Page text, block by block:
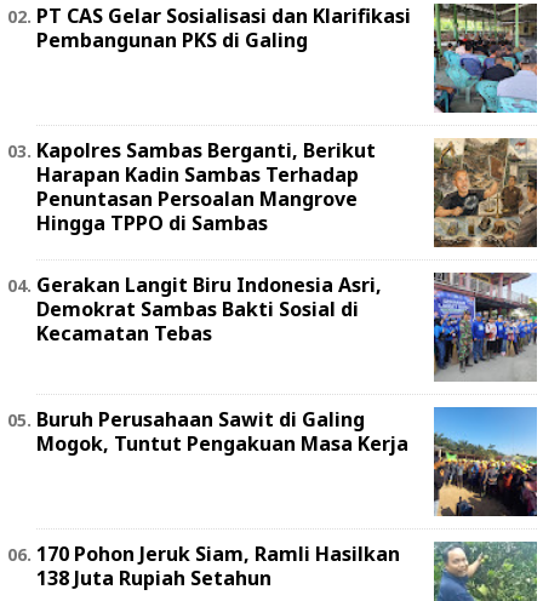
PT CAS Gelar Sosialisasi dan Klarifikasi
Pembangunan PKS di Galing
Kapolres Sambas Berganti, Berikut
Harapan Kadin Sambas Terhadap
Penuntasan Persoalan Mangrove
Hingga TPPO di Sambas
Gerakan Langit Biru Indonesia Asri,
Demokrat Sambas Bakti Sosial di
Kecamatan Tebas
Buruh Perusahaan Sawit di Galing
Mogok, Tuntut Pengakuan Masa Kerja
170 Pohon Jeruk Siam, Ramli Hasilkan
138 Juta Rupiah Setahun